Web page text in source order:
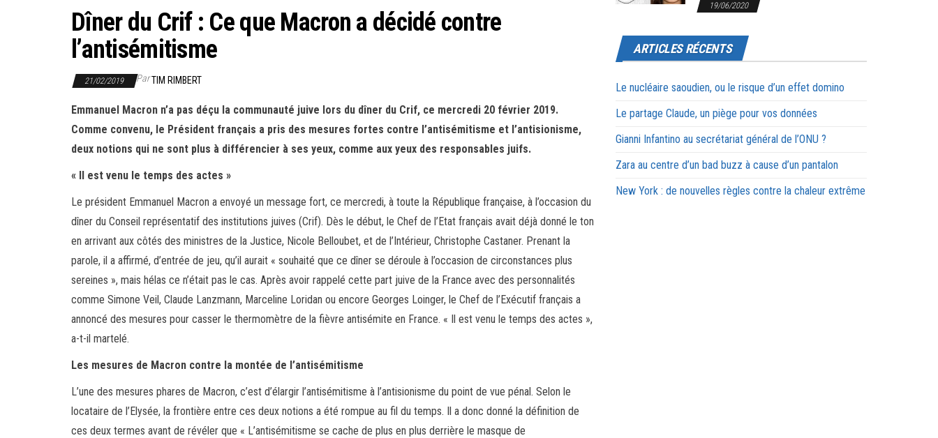
Dîner du Crif : Ce que Macron a décidé contre
l’antisémitisme
21/02/2019 ParTIM RIMBERT
Emmanuel Macron n’a pas déçu la communauté juive lors du dîner du Crif, ce mercredi 20 février 2019.
Comme convenu, le Président français a pris des mesures fortes contre l’antisémitisme et l’antisionisme,
deux notions qui ne sont plus à différencier à ses yeux, comme aux yeux des responsables juifs.
« Il est venu le temps des actes »
Le président Emmanuel Macron a envoyé un message fort, ce mercredi, à toute la République française, à l’occasion du
dîner du Conseil représentatif des institutions juives (Crif). Dès le début, le Chef de l’Etat français avait déjà donné le ton
en arrivant aux côtés des ministres de la Justice, Nicole Belloubet, et de l’Intérieur, Christophe Castaner. Prenant la
parole, il a affirmé, d’entrée de jeu, qu’il aurait « souhaité que ce dîner se déroule à l’occasion de circonstances plus
sereines », mais hélas ce n’était pas le cas. Après avoir rappelé cette part juive de la France avec des personnalités
comme Simone Veil, Claude Lanzmann, Marceline Loridan ou encore Georges Loinger, le Chef de l’Exécutif français a
annoncé des mesures pour casser le thermomètre de la fièvre antisémite en France. « Il est venu le temps des actes »,
a-t-il martelé.
Les mesures de Macron contre la montée de l’antisémitisme
L’une des mesures phares de Macron, c’est d’élargir l’antisémitisme à l’antisionisme du point de vue pénal. Selon le
locataire de l’Elysée, la frontière entre ces deux notions a été rompue au fil du temps. Il a donc donné la définition de
ces deux termes avant de révéler que « L’antisémitisme se cache de plus en plus derrière le masque de
19/06/2020
ARTICLES RÉCENTS
Le nucléaire saoudien, ou le risque d’un effet domino
Le partage Claude, un piège pour vos données
Gianni Infantino au secrétariat général de l’ONU ?
Zara au centre d’un bad buzz à cause d’un pantalon
New York : de nouvelles règles contre la chaleur extrême